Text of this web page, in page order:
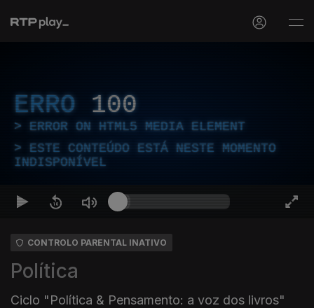
ERRO 100
ERROR ON HTML5 MEDIA ELEMENT
ESTE CONTEÚDO ESTÁ NESTE MOMENTO
INDISPONÍVEL
CONTROLO PARENTAL INATIVO
Política
Ciclo "Política & Pensamento: a voz dos livros"